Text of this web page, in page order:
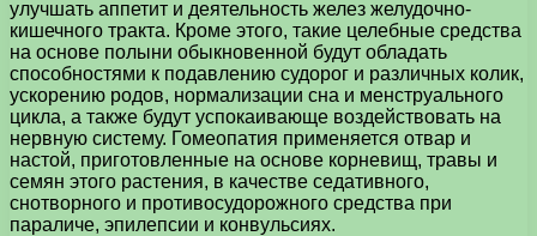
улучшать аппетит и деятельность желез желудочно-
кишечного тракта. Кроме этого, такие целебные средства
на основе полыни обыкновенной будут обладать
способностями к подавлению судорог и различных колик,
ускорению родов, нормализации сна и менструального
цикла, а также будут успокаивающе воздействовать на
нервную систему. Гомеопатия применяется отвар и
настой, приготовленные на основе корневищ, травы и
семян этого растения, в качестве седативного,
снотворного и противосудорожного средства при
параличе, эпилепсии и конвульсиях.